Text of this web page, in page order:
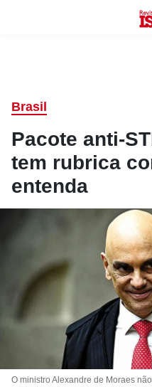
Brasil
Pacote anti-
tem rubrica
entenda
O ministro Alexandre de Moraes